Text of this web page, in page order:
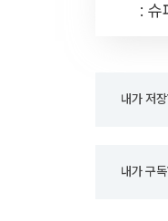
: 슈
내가 저
내가 구